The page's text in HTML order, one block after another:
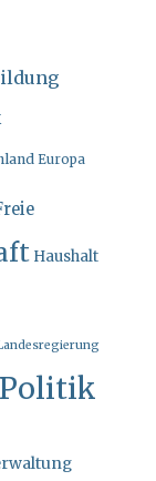
Europa
Haushalt
Politik